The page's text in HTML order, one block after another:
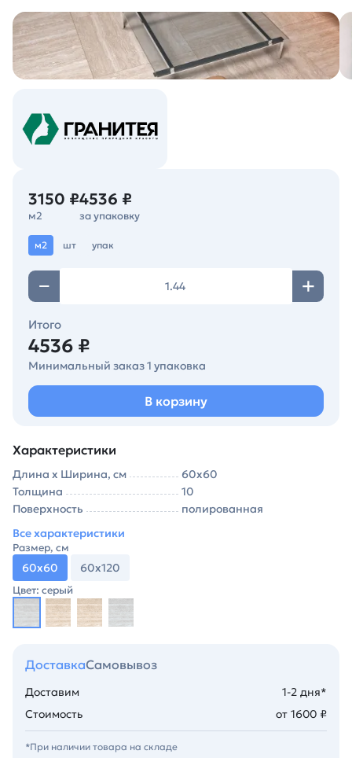
3150 ₽
м2
4536 ₽
за упаковку
м2 шт упак
Итого
4536 ₽
Минимальный заказ 1 упаковка
В корзину
Характеристики
Длина х Ширина, см
60х60
Толщина
10
Поверхность
полированная
Все характеристики
Размер, см
60х60 60х120
Цвет: серый
ДоставкаСамовывоз
Доставим
1-2 дня*
Стоимость
от 1600 ₽
*При наличии товара на складе